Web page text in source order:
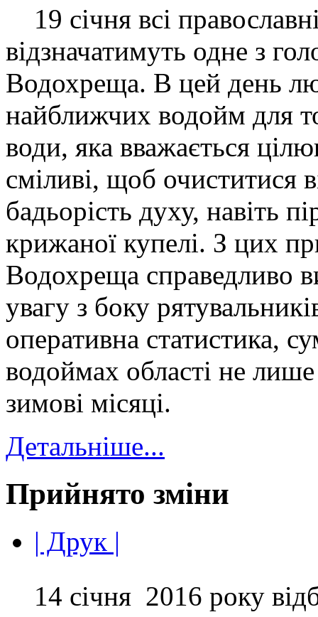
19 січня всі
відзначатимуть одне з
Водохреща. В цей день
найближчих водойм для
води, яка вважається
сміливі, щоб очиститися
бадьорість духу, навіть
крижаної купелі. З цих
Водохреща справедливо
увагу з боку
оперативна статистика,
водоймах області не лише
зимові місяці.
Детальніше...
Прийнято зміни
| Друк |
14 січня 2016 року